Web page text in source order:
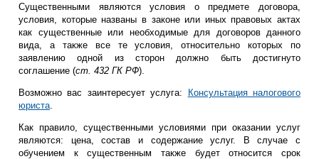
Существенными являются условия о предмете договора,
условия, которые названы в законе или иных правовых актах
как существенные или необходимые для договоров данного
вида, а также все те условия, относительно которых по
заявлению одной из сторон должно быть достигнуто
соглашение (ст. 432 ГК РФ).
Возможно вас заинтересует услуга:
Консультация налогового
юриста
Как правило, существенными условиями при оказании услуг
являются: цена, состав и содержание услуг. В случае с
обучением к существенным также будет относится срок